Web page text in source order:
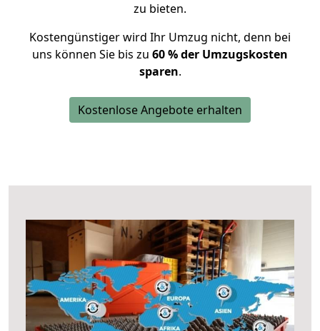
zu bieten.
Kostengünstiger wird Ihr Umzug nicht, denn bei
uns können Sie bis zu 60 % der Umzugskosten
sparen.
Kostenlose Angebote erhalten